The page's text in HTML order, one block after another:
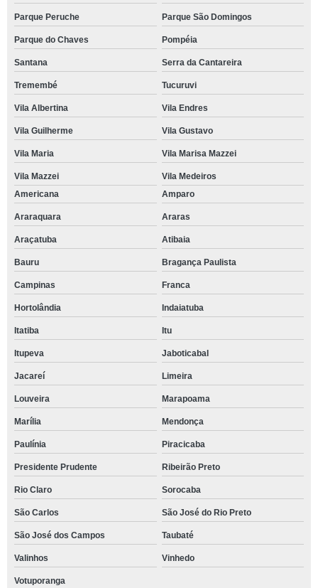
Parque Peruche Parque São Domingos
Parque do Chaves Pompéia
Santana Serra da Cantareira
Tremembé Tucuruvi
Vila Albertina Vila Endres
Vila Guilherme Vila Gustavo
Vila Maria Vila Marisa Mazzei
Vila Mazzei
Vila Medeiros
Americana
Amparo
Araraquara Araras
Araçatuba Atibaia
Bauru Bragança Paulista
Campinas Franca
Hortolândia Indaiatuba
Itatiba Itu
Itupeva Jaboticabal
Jacareí Limeira
Louveira Marapoama
Marília Mendonça
Paulínia Piracicaba
Presidente Prudente Ribeirão Preto
Rio Claro Sorocaba
São Carlos São José do Rio Preto
São José dos Campos Taubaté
Valinhos Vinhedo
Votuporanga